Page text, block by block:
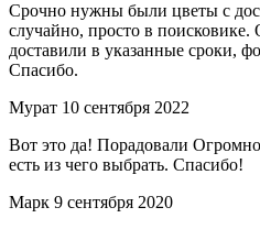
Срочно нужны были цветы с
случайно, просто в поисковике.
доставили в указанные сроки,
Спасибо.
Мурат 10 сентября 2022
Вот это да! Порадовали
есть из чего выбрать. Спасибо!
Марк 9 сентября 2020